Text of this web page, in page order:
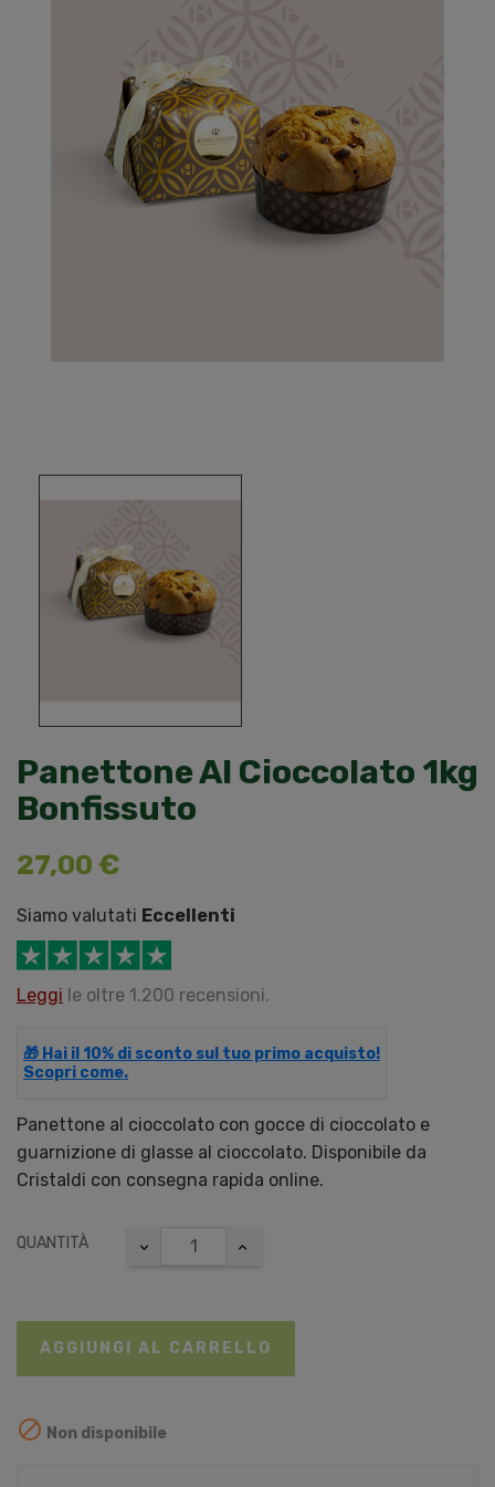
Panettone Al Cioccolato 1kg
Bonfissuto
27,00 €
Siamo valutati Eccellenti
Leggi le oltre 1.200 recensioni.
🎁 Hai il 10% di sconto sul tuo primo acquisto!
Scopri come.
Panettone al cioccolato con gocce di cioccolato e
guarnizione di glasse al cioccolato. Disponibile da
Cristaldi con consegna rapida online.
QUANTITÀ
AGGIUNGI AL CARRELLO
 Non disponibile